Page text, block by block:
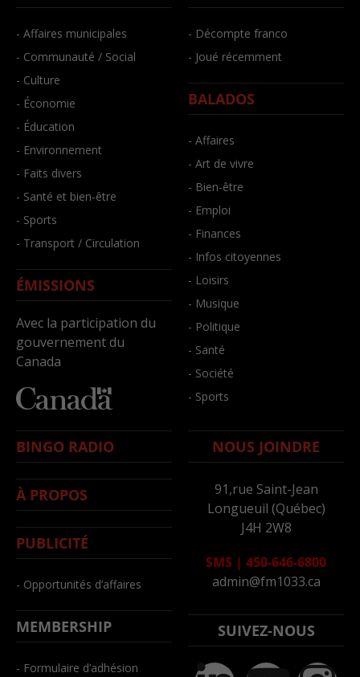
- Affaires municipales
- Communauté / Social
- Culture
- Économie
- Éducation
- Environnement
- Faits divers
- Santé et bien-être
- Sports
- Transport / Circulation
ÉMISSIONS
Avec la participation du
gouvernement du
Canada
- Décompte franco
- Joué récemment
BALADOS
- Affaires
- Art de vivre
- Bien-être
- Emploi
- Finances
- Infos citoyennes
- Loisirs
- Musique
- Politique
- Santé
- Société
- Sports
BINGO RADIO
À PROPOS
PUBLICITÉ
- Opportunités d’affaires
MEMBERSHIP
- Formulaire d’adhésion
NOUS JOINDRE
91,rue Saint-Jean
Longueuil (Québec)
J4H 2W8
SMS | 450-646-6800
admin@fm1033.ca
SUIVEZ-NOUS